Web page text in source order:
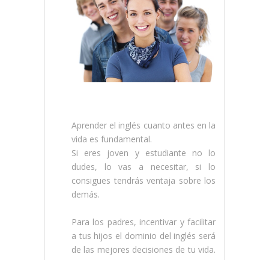
Aprender el inglés cuanto antes en la
vida es fundamental.
Si eres joven y estudiante no lo
dudes, lo vas a necesitar, si lo
consigues tendrás ventaja sobre los
demás.
Para los padres, incentivar y facilitar
a tus hijos el dominio del inglés será
de las mejores decisiones de tu vida.